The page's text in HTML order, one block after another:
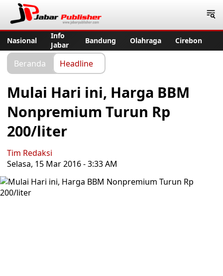
Nasional
Info
Jabar
Bandung Olahraga Cirebon
Beranda Headline
Mulai Hari ini, Harga BBM
Nonpremium Turun Rp
200/liter
Tim Redaksi
Selasa, 15 Mar 2016 - 3:33 AM